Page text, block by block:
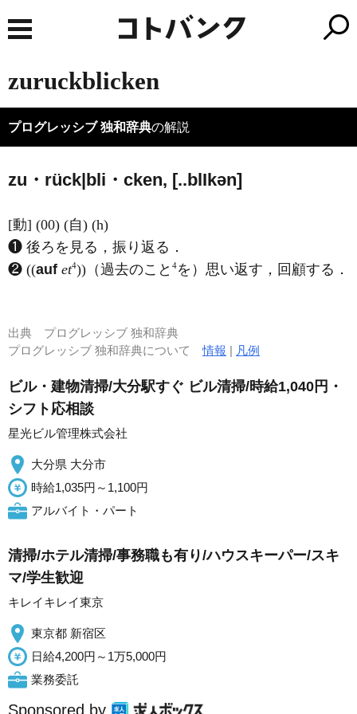
zuruckblicken
プログレッシブ 独和辞典の解説
zu・rück|bli・cken, [..blIkən]
[動] (00) (自) (h)
❶ 後ろを見る，振り返る．
❷ ((auf et4))（過去のこと 4を）思い返す，回顧する．
出典 プログレッシブ 独和辞典
プログレッシブ 独和辞典について情報 | 凡例
ビル・建物清掃/大分駅すぐ ビル清掃/時給1,040円・
シフト応相談
星光ビル管理株式会社
大分県 大分市
時給1,035円～1,100円
アルバイト・パート
清掃/ホテル清掃/事務職も有り/ハウスキーパー/スキ
マ/学生歓迎
キレイキレイ東京
東京都 新宿区
日給4,200円～1万5,000円
業務委託
Sponsored by